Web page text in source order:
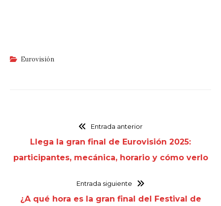
Eurovisión
Entrada anterior
Llega la gran final de Eurovisión 2025:
participantes, mecánica, horario y cómo verlo
Entrada siguiente
¿A qué hora es la gran final del Festival de